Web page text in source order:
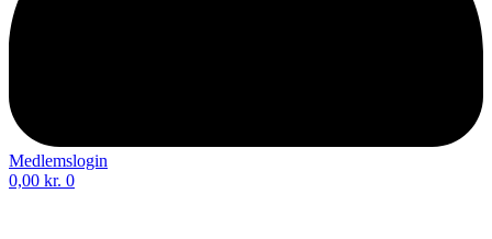
Medlemslogin
0,00 kr. 0